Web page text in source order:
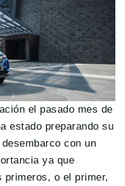
el pasado mes de
estado preparando su
desembarco con un
ya que
primeros, o el primer,